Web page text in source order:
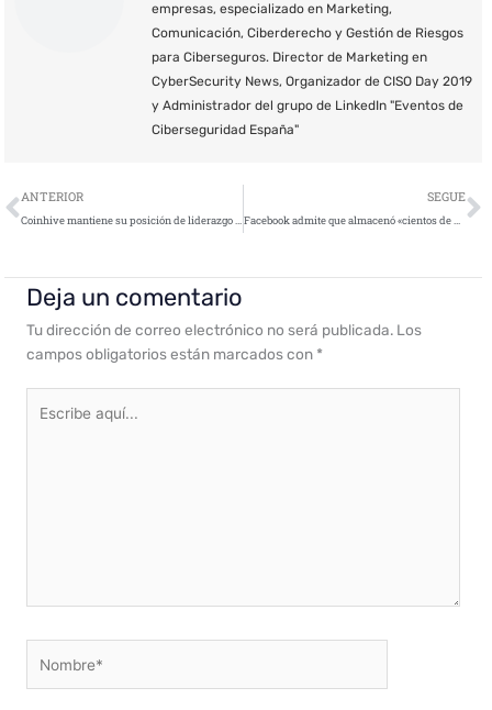
empresas, especializado en Marketing,
Comunicación, Ciberderecho y Gestión de Riesgos
para Ciberseguros. Director de Marketing en
CyberSecurity News, Organizador de CISO Day 2019
y Administrador del grupo de LinkedIn "Eventos de
Ciberseguridad España"
Ant
ANTERIOR
Coinhive mantiene su posición de liderazgo como malware más buscado
SEGUE
Facebook admite que almacenó «cientos de millones» de contraseñas de cuentas en texto simple
Deja un comentario
Tu dirección de correo electrónico no será publicada. Los
campos obligatorios están marcados con *
aquí...